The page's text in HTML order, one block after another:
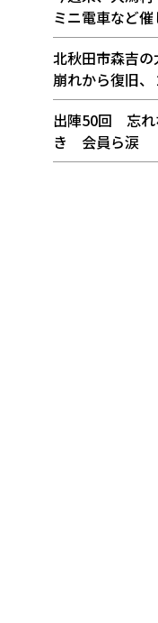
ミニ電車など
北秋田市森吉
崩れから復旧
出陣50回 忘れ
き 会員ら涙